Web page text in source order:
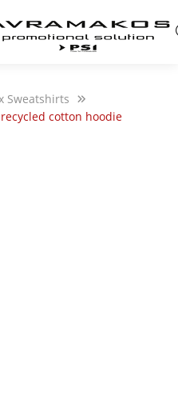
Sweatshirts
cotton hoodie